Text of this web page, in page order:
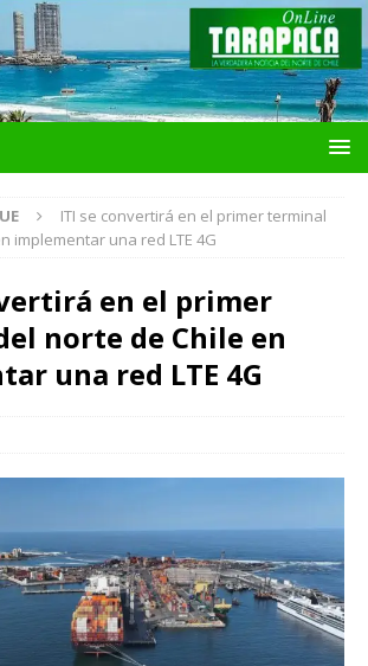
ITI se convertirá en el primer terminal
implementar una red LTE 4G
en el primer
norte de Chile en
una red LTE 4G